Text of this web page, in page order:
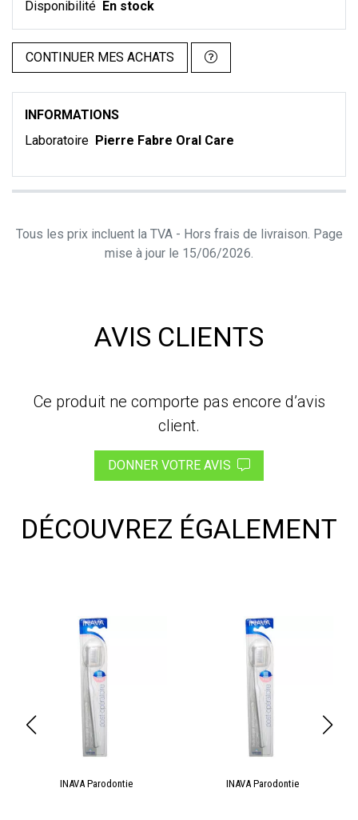
Disponibilité En stock
CONTINUER MES ACHATS
INFORMATIONS
Laboratoire Pierre Fabre Oral Care
Tous les prix incluent la TVA - Hors frais de livraison. Page
mise à jour le 15/06/2026.
AVIS CLIENTS
Ce produit ne comporte pas encore d’avis
client.
DONNER VOTRE AVIS
DÉCOUVREZ ÉGALEMENT
INAVA Parodontie INAVA Parodontie